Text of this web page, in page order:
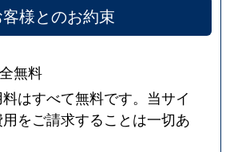
様とのお約束
無料
はすべて無料です。当サイ
用をご請求することは一切あ